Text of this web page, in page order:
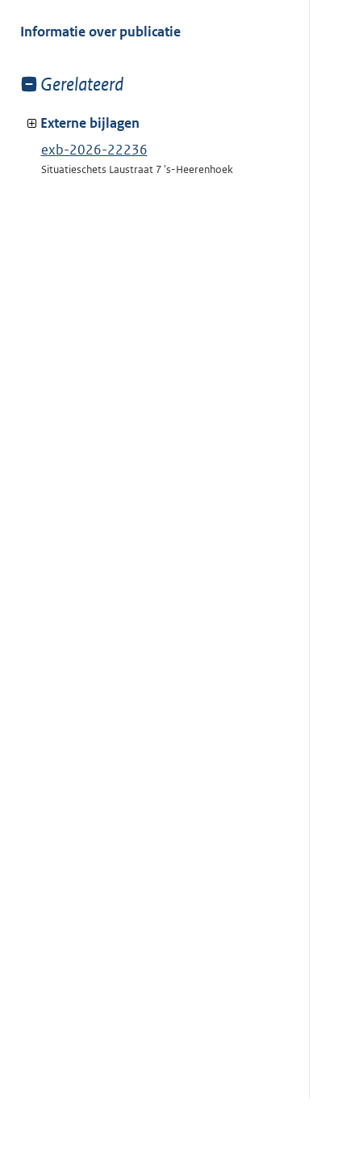
van:
Informatie over publicatie
Toon
van:
Gerelateerd
Externe bijlagen
exb-2026-22236
Situatieschets Laustraat 7 's-Heerenhoek